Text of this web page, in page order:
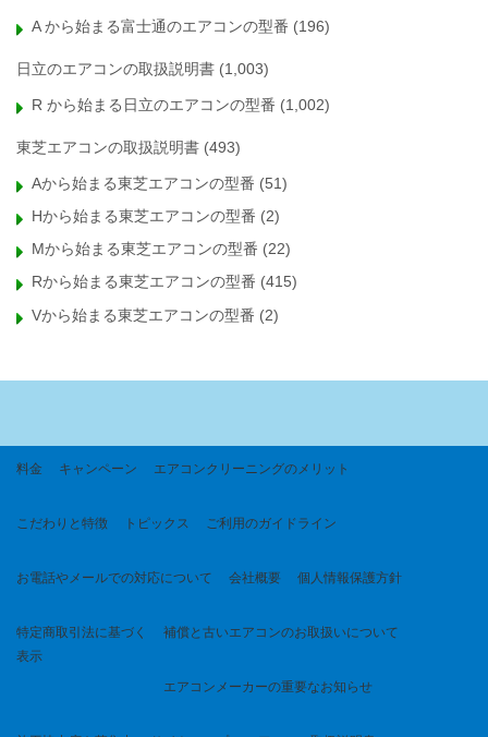
A から始まる富士通のエアコンの型番 (196)
日立のエアコンの取扱説明書 (1,003)
R から始まる日立のエアコンの型番 (1,002)
東芝エアコンの取扱説明書 (493)
Aから始まる東芝エアコンの型番 (51)
Hから始まる東芝エアコンの型番 (2)
Mから始まる東芝エアコンの型番 (22)
Rから始まる東芝エアコンの型番 (415)
Vから始まる東芝エアコンの型番 (2)
料金 キャンペーン エアコンクリーニングのメリット
こだわりと特徴 トピックス ご利用のガイドライン
お電話やメールでの対応について 会社概要 個人情報保護方針
特定商取引法に基づく
表示
補償と古いエアコンのお取扱いについて
エアコンメーカーの重要なお知らせ